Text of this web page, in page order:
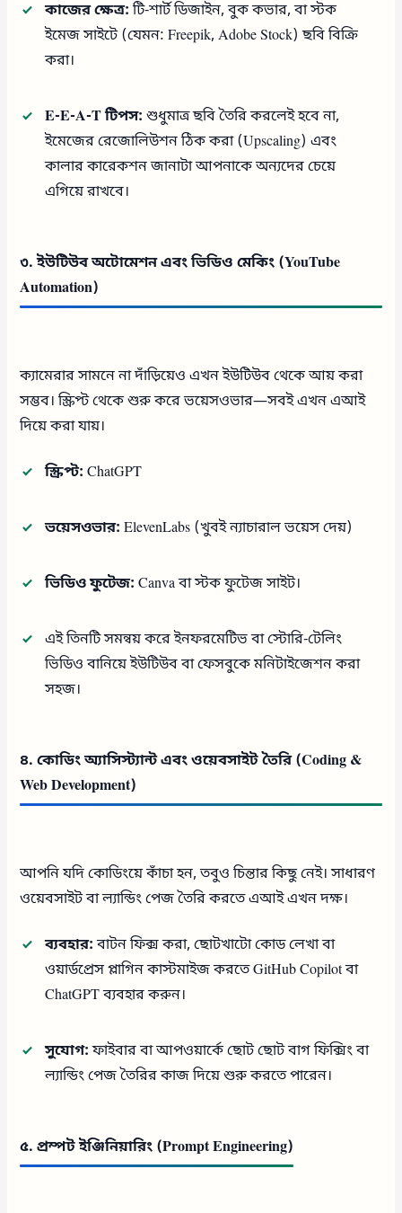
কাজের ক্ষেত্র:টি-শার্ট ডিজাইন, বুক কভার, বা স্টক
ইমেজ সাইটে (যেমন: Freepik, Adobe Stock) ছবি বিক্রি
করা।
E-E-A-T টিপস: শুধুমাত্র ছবি তৈরি করলেই হবে না,
ইমেজের রেজোলিউশন ঠিক করা (Upscaling) এবং
কালার কারেকশন জানাটা আপনাকে অন্যদের চেয়ে
এগিয়ে রাখবে।
৩. ইউটিউব অটোমেশন এবং ভিডিও মেকিং (YouTube
Automation)
ক্যামেরার সামনে না দাঁড়িয়েও এখন ইউটিউব থেকে আয় করা
সম্ভব। স্ক্রিপ্ট থেকে শুরু করে ভয়েসওভার—সবই এখন এআই
দিয়ে করা যায়।
স্ক্রিপ্ট: ChatGPT
ভয়েসওভার: ElevenLabs (খুবই ন্যাচারাল ভয়েস দেয়)
ভিডিও ফুটেজ: Canva বা স্টক ফুটেজ সাইট।
এই তিনটি সমন্বয় করে ইনফরমেটিভ বা স্টোরি-টেলিং
ভিডিও বানিয়ে ইউটিউব বা ফেসবুকে মনিটাইজেশন করা
সহজ।
৪. কোডিং অ্যাসিস্ট্যান্ট এবং ওয়েবসাইট তৈরি (Coding &
Web Development)
আপনি যদি কোডিংয়ে কাঁচা হন, তবুও চিন্তার কিছু নেই। সাধারণ
ওয়েবসাইট বা ল্যান্ডিং পেজ তৈরি করতে এআই এখন দক্ষ।
ব্যবহার:বাটন ফিক্স করা, ছোটখাটো কোড লেখা বা
ওয়ার্ডপ্রেস প্লাগিন কাস্টমাইজ করতে GitHub Copilot বা
ChatGPT ব্যবহার করুন।
সুযোগ:ফাইবার বা আপওয়ার্কে ছোট ছোট বাগ ফিক্সিং বা
ল্যান্ডিং পেজ তৈরির কাজ দিয়ে শুরু করতে পারেন।
৫. প্রম্পট ইঞ্জিনিয়ারিং (Prompt Engineering)